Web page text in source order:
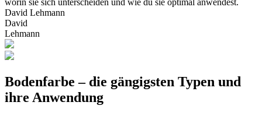
David Lehmann
David
Lehmann
Bodenfarbe – die gängigsten Typen und
ihre Anwendung